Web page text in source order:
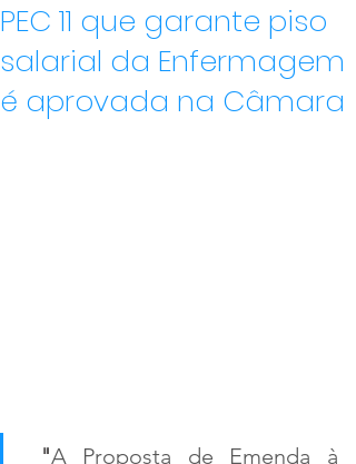
PEC 11 que garante piso
salarial da Enfermagem
é aprovada na Câmara
"A Proposta de Emenda à